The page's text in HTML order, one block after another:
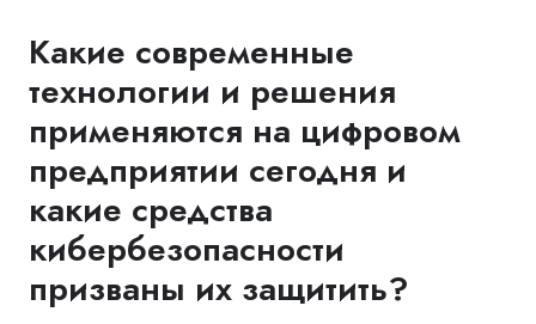
Какие современные
технологии и решения
применяются на цифровом
предприятии сегодня и
какие средства
кибербезопасности
призваны их защитить?